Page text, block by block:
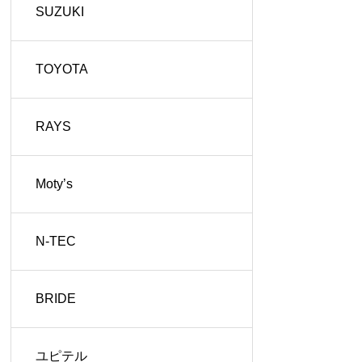
SUZUKI
TOYOTA
RAYS
Moty’s
N-TEC
BRIDE
ユピテル